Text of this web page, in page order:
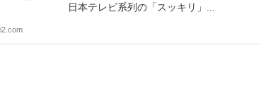
日本テレビ系列の「スッキリ」...